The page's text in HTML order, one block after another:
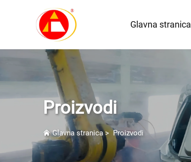
Glavna stranica
Proizvodi
Glavna stranica> Proizvodi